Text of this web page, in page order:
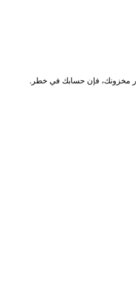
مخزونك، فإن حسابك في خطر.